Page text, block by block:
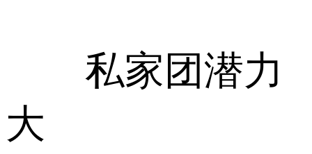
私家团潜力
大